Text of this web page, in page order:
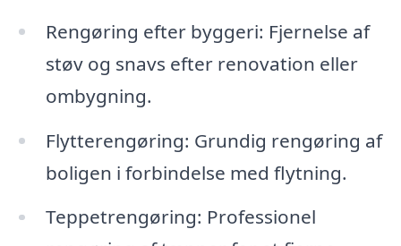
Rengøring efter byggeri: Fjernelse af
støv og snavs efter renovation eller
ombygning.
Flytterengøring: Grundig rengøring af
boligen i forbindelse med flytning.
Teppetrengøring: Professionel